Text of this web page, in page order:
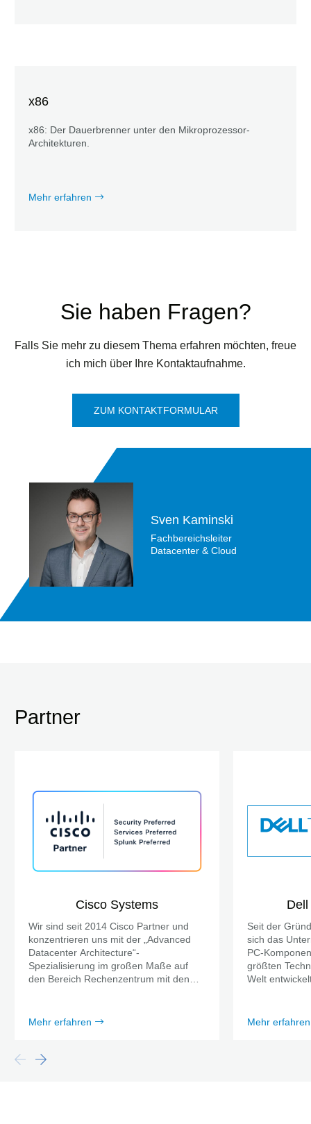
x86
x86: Der Dauerbrenner unter den Mikroprozessor-
Architekturen.
Mehr erfahren
Sie haben Fragen?
Falls Sie mehr zu diesem Thema erfahren möchten, freue
ich mich über Ihre Kontaktaufnahme.
ZUM KONTAKTFORMULAR
Sven Kaminski
Fachbereichsleiter
Datacenter & Cloud
Partner
Cisco Systems
Wir sind seit 2014 Cisco Partner und
konzentrieren uns mit der „Advanced
Datacenter Architecture“-
Spezialisierung im großen Maße auf
den Bereich Rechenzentrum mit den
Mehr erfahren
Dell
Seit der
sich das
PC-
größten
Welt
Mehr erfahren